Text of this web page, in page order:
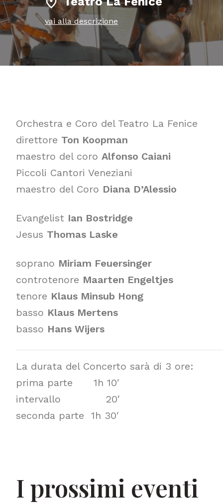
vai alla descrizione
Orchestra e Coro del Teatro La Fenice
direttore Ton Koopman
maestro del coro Alfonso Caiani
Piccoli Cantori Veneziani
maestro del Coro Diana D’Alessio
Evangelist Ian Bostridge
Jesus Thomas Laske
soprano Miriam Feuersinger
controtenore Maarten Engeltjes
tenore Klaus Minsub Hong
basso Klaus Mertens
basso Hans Wijers
La durata del Concerto sarà di 3 ore:
prima parte 1h 10′
intervallo 20′
seconda parte 1h 30′
I prossimi eventi